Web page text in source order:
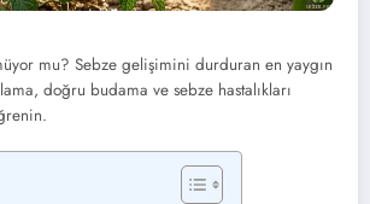
mu? Sebze gelişimini durduran en yaygın
doğru budama ve sebze hastalıkları